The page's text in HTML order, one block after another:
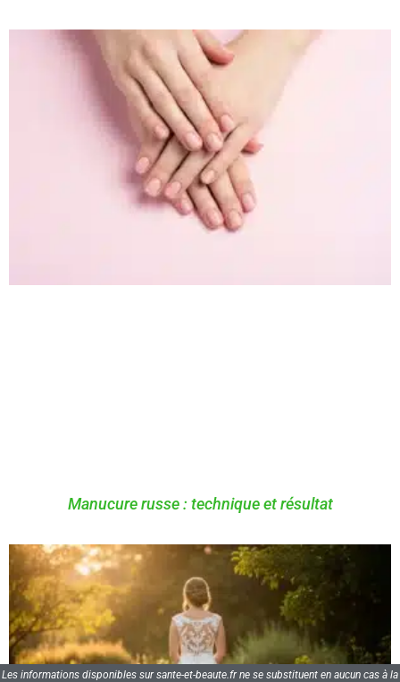
Manucure russe : technique et résultat
Les informations disponibles sur sante-et-beaute.fr ne se substituent en aucun cas à la